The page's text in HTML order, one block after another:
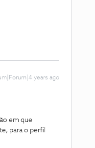
years ago
em que
para o perfil